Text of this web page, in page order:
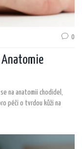
0
Anatomie
na anatomii chodidel,
péči o tvrdou kůži na